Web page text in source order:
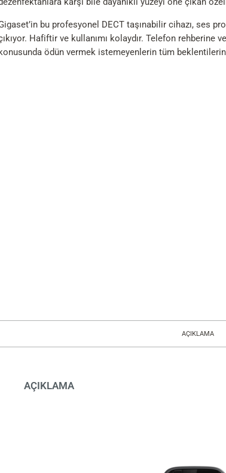
bu profesyonel DECT taşınabilir cihazı, ses
Hafiftir ve kullanımı kolaydır. Telefon
konusunda ödün vermek istemeyenlerin tüm
AÇIKLAMA
AÇIKLAMA